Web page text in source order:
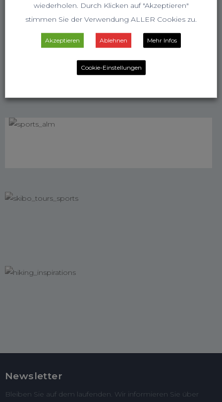
Newsletter
Bleiben Sie auf dem laufenden. Wir informieren Sie über
wiederholen. Durch Klicken auf "Akzeptieren"
stimmen Sie der Verwendung ALLER Cookies zu.
Akzeptieren Ablehnen Mehr Infos
Cookie-Einstellungen